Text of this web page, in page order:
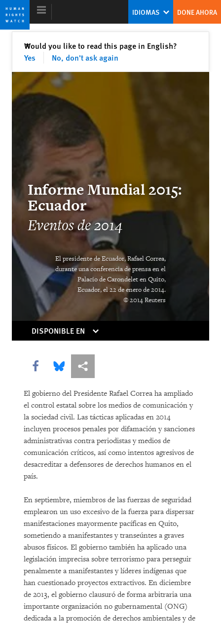
Skip
to
cookie
privacy
Skip
to
main
content
Informe Mundial 2015
El falso consuelo de la tiranía
Ex director ejecutivo
Internet en la encrucijada
COMPRAR
IDIOMAS DONE AHORA
Would you like to read this page in English?
Yes
No, don't ask again
✕Cerrar
Informe Mundial 2015:
Ecuador
Eventos de 2014
El presidente de Ecuador, Rafael Correa,
durante una conferencia de prensa en el
Palacio de Carondelet en Quito,
Ecuador, el 22 de enero de 2014.
© 2014 Reuters
DISPONIBLE EN
Share this via Facebook
Share this via Bluesky
Share this via Compartir
El gobierno del Presidente Rafael Correa ha ampliado
el control estatal sobre los medios de comunicación y
la sociedad civil. Las tácticas aplicadas en 2014
incluyen procesos penales por difamación y sanciones
administrativas contra periodistas y medios de
comunicación críticos, así como intentos agresivos de
desacreditar a defensores de derechos humanos en el
país.
En septiembre, miembros de las fuerzas de seguridad
emplearon un uso excesivo de la fuerza para dispersar
manifestaciones mayormente pacíficas en Quito,
sometiendo a manifestantes y transeúntes a graves
abusos físicos. El gobierno también ha aplicado una
legislación imprecisa sobre terrorismo para perseguir
penalmente a manifestantes y líderes indígenas que
han cuestionado proyectos extractivos. En diciembre
de 2013, el gobierno clausuró de forma arbitraria una
importante organización no gubernamental (ONG)
dedicada a la promoción de derechos ambientales y de